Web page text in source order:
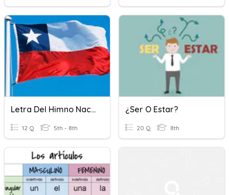
Letra Del Himno Nacional De Chile
12 Q 5th - 8th
¿Ser O Estar?
20 Q 8th